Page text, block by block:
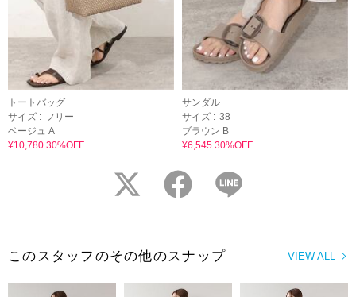
トートバッグ
サイズ : フリー
ベージュ A
¥10,780 30%OFF
サンダル
サイズ : 38
ブラウン B
¥6,545 30%OFF
twitter facebook
VIEW ALL
このスタッフのその他のスナップ